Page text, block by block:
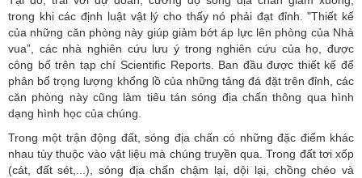
trong khi các định luật vật lý cho thấy nó phải đạt đỉnh. "Thiết kế
của những căn phòng này giúp giảm bớt áp lực lên phòng của Nhà
vua”, các nhà nghiên cứu lưu ý trong nghiên cứu của họ, được
công bố trên tạp chí Scientific Reports. Ban đầu được thiết kế để
phân bổ trọng lượng khổng lồ của những tảng đá đặt trên đỉnh, các
căn phòng này cũng làm tiêu tán sóng địa chấn thông qua hình
dạng hình học của chúng.
Trong một trận động đất, sóng địa chấn có những đặc điểm khác
nhau tùy thuộc vào vật liệu mà chúng truyền qua. Trong đất tơi xốp
(cát, đất sét,...), sóng địa chấn chậm lại, dội lại, chồng chéo và